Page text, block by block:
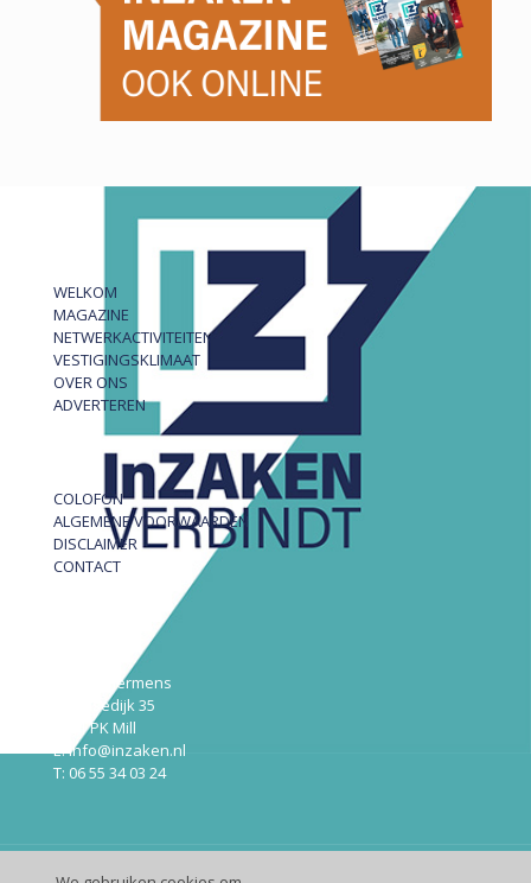
WELKOM
MAGAZINE
NETWERKACTIVITEITEN
VESTIGINGSKLIMAAT
OVER ONS
ADVERTEREN
COLOFON
ALGEMENE VOORWAARDEN
DISCLAIMER
CONTACT
Robert Hermens
Udensedijk 35
5451 PK Mill
E: info@inzaken.nl
T: 06 55 34 03 24